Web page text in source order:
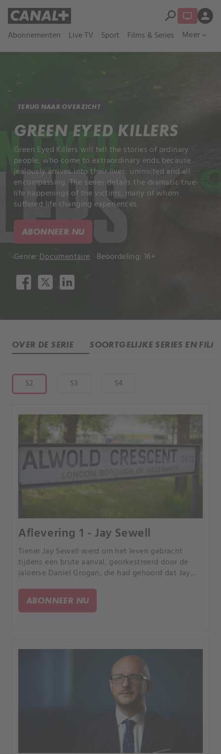
Abonnementen Live TV Sport Films & Series Meer expand_more
search person
TERUG NAAR OVERZICHT
GREEN EYED KILLERS
Green Eyed Killers will tell the stories of ordinary
people, who come to extraordinary ends because
jealously arrives into their lives, uninvited and all
encompassing. The series details the dramatic true-
life happenings of the victims, many of whom
suffered life changing experiences.
ABONNEER NU
Genre: Documentaire Beoordeling: 16+
OVER DE SERIE SOORTGELIJKE SERIES EN
S2 S3 S4
Aflevering 1 - Jay Sewell
Tiener Jay Sewell werd om het leven gebracht
tijdens een brute aanval, georkestreerd door de
jaloerse Daniel Grogan, die had gehoord dat Jay
ABONNEER NU